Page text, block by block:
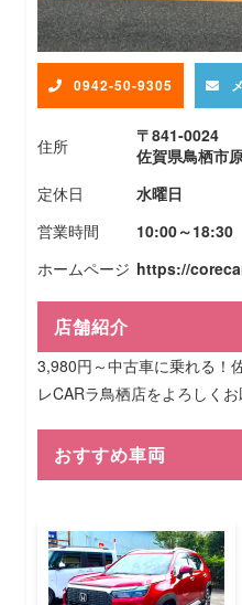
0942-50-9305
住所
〒841-0024
佐賀県鳥栖市
定休日
水曜日
営業時間
10:00～18:30
ホームページ https://
店舗紹介
3,980円～中古車に乗れる！
レCARラ鳥栖店をよろしく
おすすめ車両